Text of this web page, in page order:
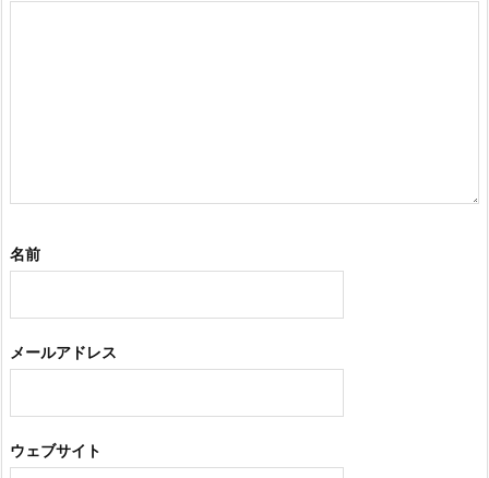
名前
メールアドレス
ウェブサイト